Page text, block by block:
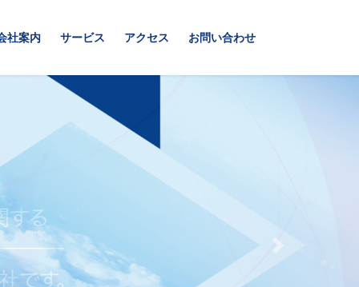
社案内 サービス アクセス お問い合わせ